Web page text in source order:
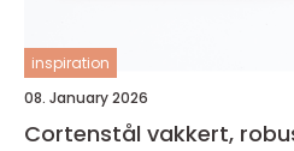
inspiration
08. January 2026
Cortenstål vakkert, robust og laget for å